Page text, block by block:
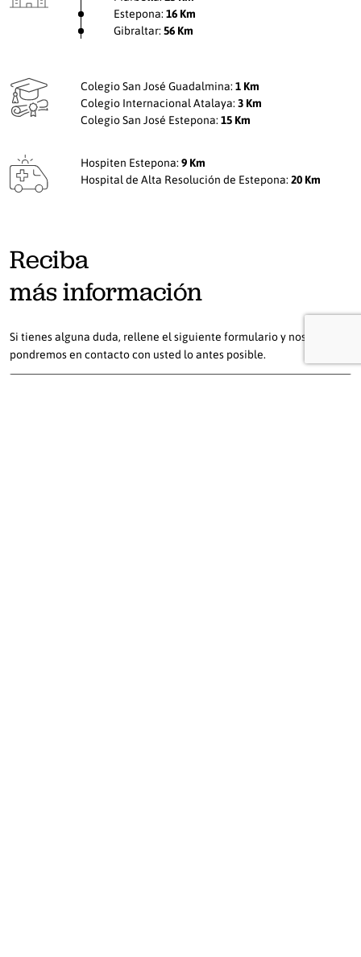
Estepona: 16 Km
Gibraltar: 56 Km
Colegio San José Guadalmina: 1 Km
Colegio Internacional Atalaya: 3 Km
Colegio San José Estepona: 15 Km
Hospiten Estepona: 9 Km
Hospital de Alta Resolución de Estepona: 20 Km
Reciba
más información
Si tienes alguna duda, rellene el siguiente formulario y nos
pondremos en contacto con usted lo antes posible.